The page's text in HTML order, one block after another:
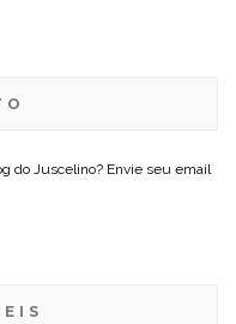
do Juscelino? Envie seu email